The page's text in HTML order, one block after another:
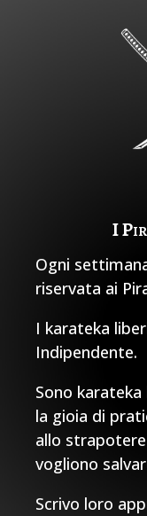
I
Ogni
riservata ai
I karateka
Indipendente.
Sono
la gioia di
allo
vogliono
Scrivo loro